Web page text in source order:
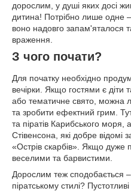
дорослим, у душі яких досі
дитина! Потрібно лише одне
воно надовго запам'яталося
враження.
З чого почати?
Для початку необхідно
вечірки. Якщо гостями є
або тематичне свято, можна
та зробити ефектний грим.
та піратів Карибського моря,
Стівенсона, які добре відомі
«Острів скарбів». Якщо дуже
веселими та барвистими.
Дорослим теж сподобається
піратському стилі?